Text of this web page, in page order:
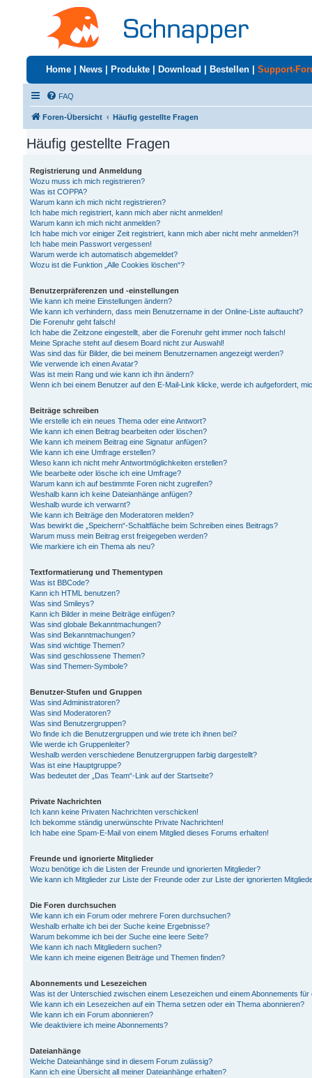
Home News Produkte Download Bestellen Support-
FAQ
Foren-Übersicht Häufig gestellte Fragen
Häufig gestellte Fragen
Registrierung und Anmeldung
Wozu muss ich mich registrieren?
Was ist COPPA?
Warum kann ich mich nicht registrieren?
Ich habe mich registriert, kann mich aber nicht anmelden!
Warum kann ich mich nicht anmelden?
Ich habe mich vor einiger Zeit registriert, kann mich aber nicht mehr anmelden?!
Ich habe mein Passwort vergessen!
Warum werde ich automatisch abgemeldet?
Wozu ist die Funktion „Alle Cookies löschen“?
Benutzerpräferenzen und -einstellungen
Wie kann ich meine Einstellungen ändern?
Wie kann ich verhindern, dass mein Benutzername in der Online-Liste auftaucht?
Die Forenuhr geht falsch!
Ich habe die Zeitzone eingestellt, aber die Forenuhr geht immer noch falsch!
Meine Sprache steht auf diesem Board nicht zur Auswahl!
Was sind das für Bilder, die bei meinem Benutzernamen angezeigt werden?
Wie verwende ich einen Avatar?
Was ist mein Rang und wie kann ich ihn ändern?
Wenn ich bei einem Benutzer auf den E-Mail-Link klicke, werde ich aufgefordert,
Beiträge schreiben
Wie erstelle ich ein neues Thema oder eine Antwort?
Wie kann ich einen Beitrag bearbeiten oder löschen?
Wie kann ich meinem Beitrag eine Signatur anfügen?
Wie kann ich eine Umfrage erstellen?
Wieso kann ich nicht mehr Antwortmöglichkeiten erstellen?
Wie bearbeite oder lösche ich eine Umfrage?
Warum kann ich auf bestimmte Foren nicht zugreifen?
Weshalb kann ich keine Dateianhänge anfügen?
Weshalb wurde ich verwarnt?
Wie kann ich Beiträge den Moderatoren melden?
Was bewirkt die „Speichern“-Schaltfläche beim Schreiben eines Beitrags?
Warum muss mein Beitrag erst freigegeben werden?
Wie markiere ich ein Thema als neu?
Textformatierung und Thementypen
Was ist BBCode?
Kann ich HTML benutzen?
Was sind Smileys?
Kann ich Bilder in meine Beiträge einfügen?
Was sind globale Bekanntmachungen?
Was sind Bekanntmachungen?
Was sind wichtige Themen?
Was sind geschlossene Themen?
Was sind Themen-Symbole?
Benutzer-Stufen und Gruppen
Was sind Administratoren?
Was sind Moderatoren?
Was sind Benutzergruppen?
Wo finde ich die Benutzergruppen und wie trete ich ihnen bei?
Wie werde ich Gruppenleiter?
Weshalb werden verschiedene Benutzergruppen farbig dargestellt?
Was ist eine Hauptgruppe?
Was bedeutet der „Das Team“-Link auf der Startseite?
Private Nachrichten
Ich kann keine Privaten Nachrichten verschicken!
Ich bekomme ständig unerwünschte Private Nachrichten!
Ich habe eine Spam-E-Mail von einem Mitglied dieses Forums erhalten!
Freunde und ignorierte Mitglieder
Wozu benötige ich die Listen der Freunde und ignorierten Mitglieder?
Wie kann ich Mitglieder zur Liste der Freunde oder zur Liste der ignorierten
Die Foren durchsuchen
Wie kann ich ein Forum oder mehrere Foren durchsuchen?
Weshalb erhalte ich bei der Suche keine Ergebnisse?
Warum bekomme ich bei der Suche eine leere Seite?
Wie kann ich nach Mitgliedern suchen?
Wie kann ich meine eigenen Beiträge und Themen finden?
Abonnements und Lesezeichen
Was ist der Unterschied zwischen einem Lesezeichen und einem Abonnements
Wie kann ich ein Lesezeichen auf ein Thema setzen oder ein Thema abonnieren?
Wie kann ich ein Forum abonnieren?
Wie deaktiviere ich meine Abonnements?
Dateianhänge
Welche Dateianhänge sind in diesem Forum zulässig?
Kann ich eine Übersicht all meiner Dateianhänge erhalten?